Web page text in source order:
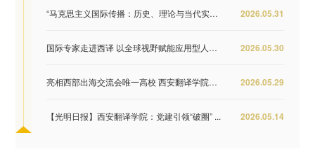
2026.05.31
“马克思主义国际传播：历史、理论与当代实践...
2026.05.30
国际专家走进西译 以全球视野赋能应用型人才培...
2026.05.29
亮相西部出海交流会唯一高校 西安翻译学院签约...
2026.05.14
【光明日报】西安翻译学院：党建引领“破圈” ...